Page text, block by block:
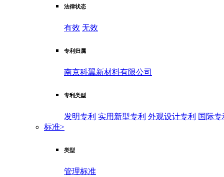
法律状态
有效 无效
专利归属
南京科翼新材料有限公司
专利类型
发明专利 实用新型专利 外观设计专利 国际专
标准>
类型
管理标准